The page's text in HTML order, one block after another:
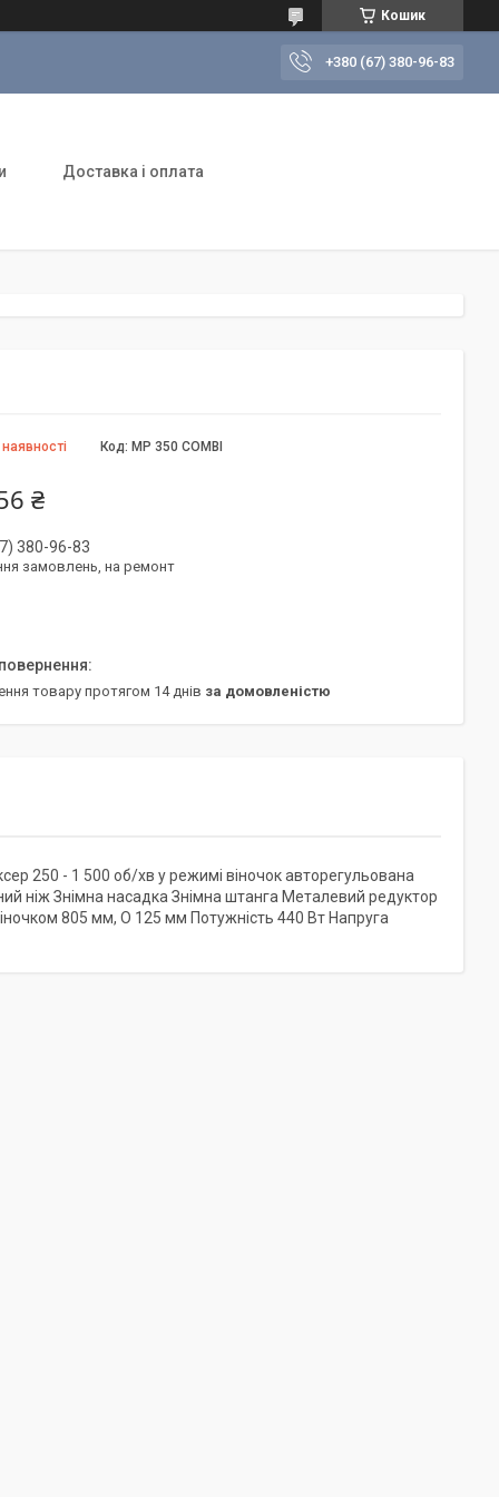
Кошик
+380 (67) 380-96-83
Доставка і оплата
Код: MP 350 COMBI
₴
380-96-83
замовлень, на ремонт
товару протягом 14 днів за домовленістю
250 - 1 500 об/хв у режимі віночок авторегульована
ніж Знімна насадка Знімна штанга Металевий редуктор
805 мм, O 125 мм Потужність 440 Вт Напруга